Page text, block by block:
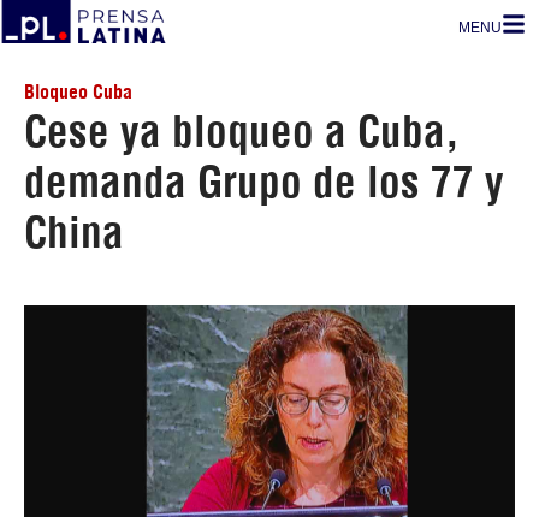
MENU
Bloqueo Cuba
Cese ya bloqueo a Cuba,
demanda Grupo de los 77 y
China